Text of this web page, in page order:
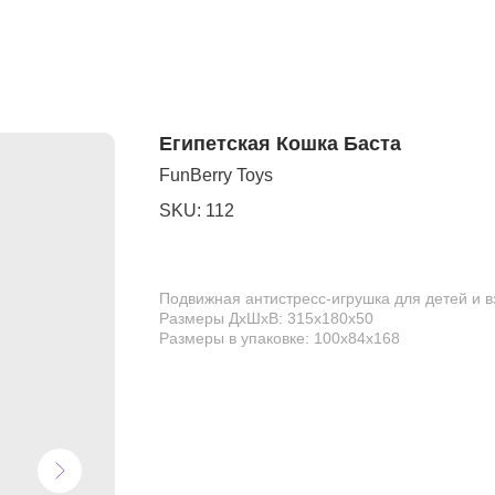
Египетская Кошка Баста
FunBerry Toys
SKU: 112
Подвижная антистресс-игрушка для детей и
Размеры ДхШхВ: 315х180х50
Размеры в упаковке: 100х84х168